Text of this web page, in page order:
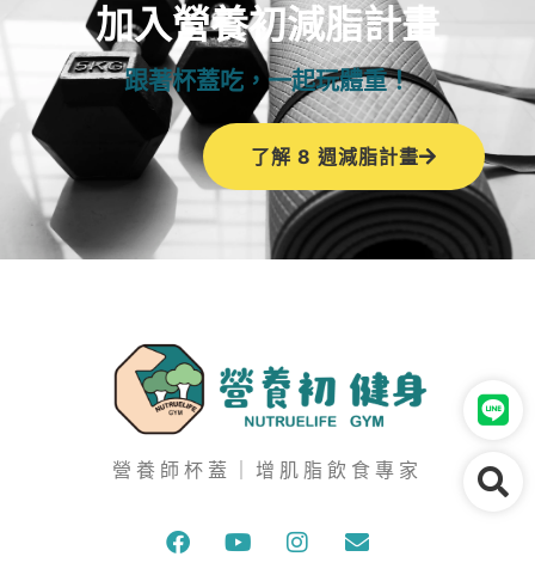
加入營養初減脂計畫
跟著杯蓋吃，一起玩體重！
了解 8 週減脂計畫
營養師杯蓋｜增肌脂飲食專家